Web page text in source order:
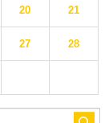
20 21
27 28